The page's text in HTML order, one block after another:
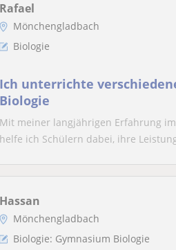
Rafael
Mönchengladbach
Biologie
Ich unterrichte
Biologie
Mit meiner langjährigen Erfahrung
helfe ich Schülern dabei, ihre
Hassan
Mönchengladbach
Biologie: Gymnasium Biologie